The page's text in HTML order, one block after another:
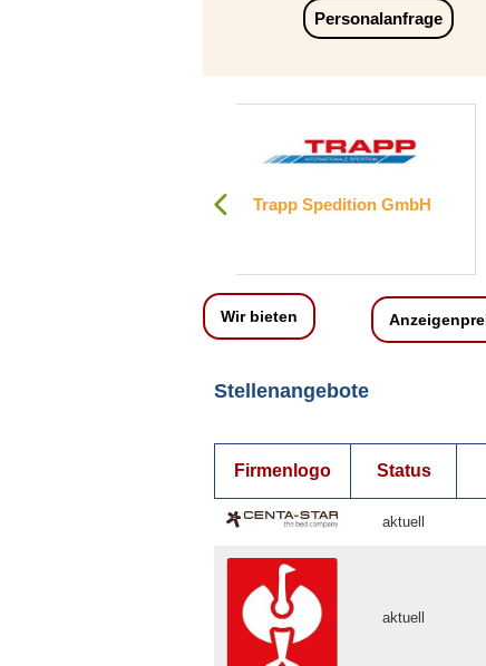
Personalanfrage
Brain Products GmbH
Wir bieten
Stellenangebote
Firmenlogo Status
aktuell
aktuell